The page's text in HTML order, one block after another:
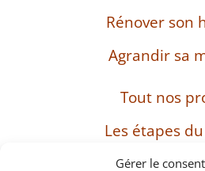
Gérer le
Rénover son
Agrandir sa
Tout nos
Les étapes